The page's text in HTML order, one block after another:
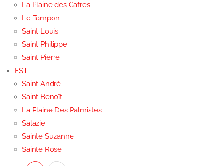
La Plaine des Cafres
Le Tampon
Saint Louis
Saint Philippe
Saint Pierre
EST
Saint André
Saint Benoît
La Plaine Des Palmistes
Salazie
Sainte Suzanne
Sainte Rose